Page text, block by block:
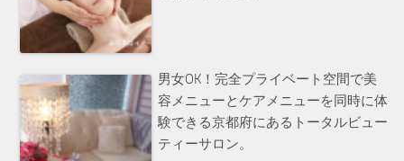
男女OK！完全プライベート空間で美
容メニューとケアメニューを同時に体
験できる京都府にあるトータルビュー
ティーサロン。